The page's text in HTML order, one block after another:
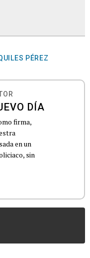
PÉREZ
DÍA
firma,
en un
sin